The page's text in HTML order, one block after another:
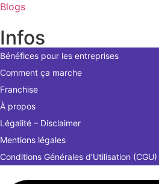
Blogs
Infos
Bénéfices pour les entreprises
Comment ça marche
Franchise
À propos
Légalité – Disclaimer
Mentions légales
Conditions Générales d’Utilisation (CGU)